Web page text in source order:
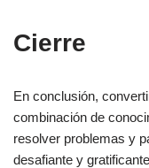
Cierre
En conclusión,
combinación de
resolver problemas y
desafiante y